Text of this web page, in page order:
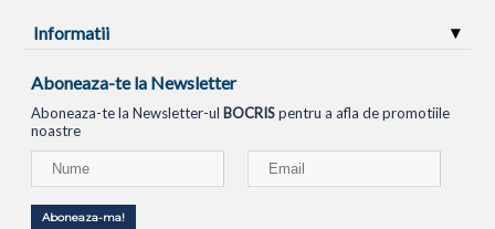
Informatii
Aboneaza-te la Newsletter
Aboneaza-te la Newsletter-ul BOCRISpentru a afla de promotiile
noastre
Aboneaza-ma!